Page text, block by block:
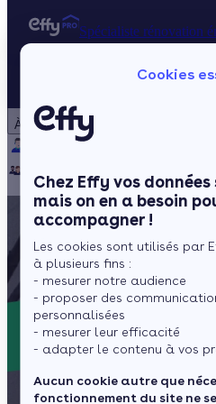
Cookies
Chez Effy vos
mais on en a besoin
accompagner !
Les cookies sont utilisés par
à plusieurs fins :
- mesurer notre audience
- proposer des
personnalisées
- mesurer leur efficacité
- adapter le contenu à vos
Aucun cookie autre que
fonctionnement du site ne
À propos
Notre équipe
Rejoignez-
Spécialiste rénovation
Spécialiste rénovation